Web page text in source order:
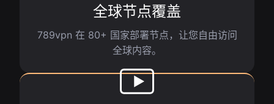
全球节点覆盖
789vpn 在 80+ 国家部署节点，让您自由访问
全球内容。